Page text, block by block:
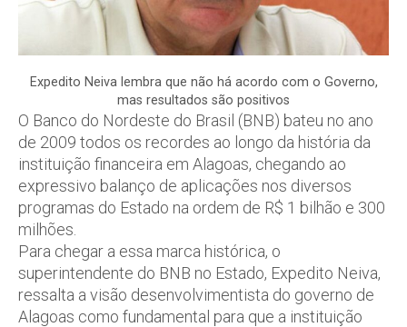
Expedito Neiva lembra que não há acordo com o Governo,
mas resultados são positivos
O Banco do Nordeste do Brasil (BNB) bateu no ano
de 2009 todos os recordes ao longo da história da
instituição financeira em Alagoas, chegando ao
expressivo balanço de aplicações nos diversos
programas do Estado na ordem de R$ 1 bilhão e 300
milhões.
Para chegar a essa marca histórica, o
superintendente do BNB no Estado, Expedito Neiva,
ressalta a visão desenvolvimentista do governo de
Alagoas como fundamental para que a instituição